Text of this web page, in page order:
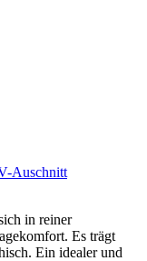
Auschnitt
in reiner
Es trägt
Ein idealer und